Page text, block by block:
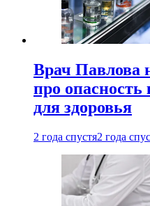
Врач Павлова
про опасность
для здоровья
2 года спустя2 года